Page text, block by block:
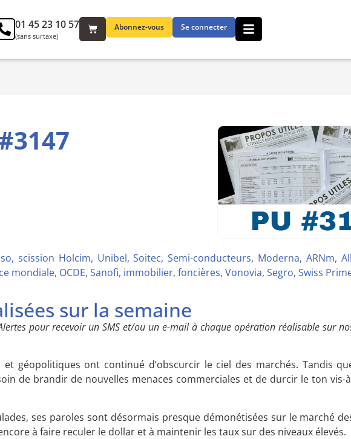
Abonnez-vous Se connecter
01 45 23 10 57
(sans surtaxe)
scission Holcim, Unibel, Soitec, Semi-conducteurs, Moderna, ARNm,
mondiale, OCDE, Sanofi, immobilier, foncières, Vonovia, Segro, Swiss
sur la semaine
pour recevoir un SMS et/ou un e-mail à chaque opération réalisable sur
et géopolitiques ont continué d’obscurcir le ciel des marchés. Tandis
de brandir de nouvelles menaces commerciales et de durcir le ton vis-
ses paroles sont désormais presque démonétisées sur le marché
à faire reculer le dollar et à maintenir les taux sur des niveaux élevés.